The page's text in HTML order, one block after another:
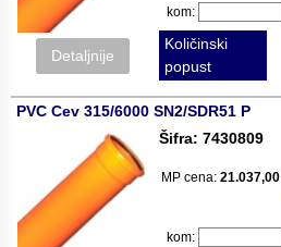
Detaljnije
kom:
Količinski
popust
PVC Cev 315/6000 SN2/SDR51 P
Šifra: 7430809
MP cena: 21.037,00
kom: